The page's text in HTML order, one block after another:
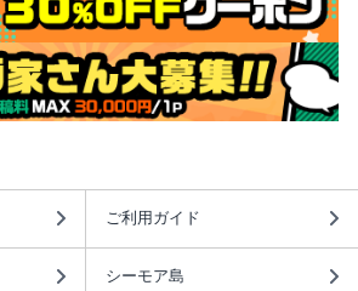
ご利用ガイド
シーモア島